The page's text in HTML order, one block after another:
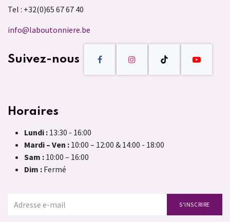
Tel : +32(0)65 67 67 40
info@laboutonniere.be
Suivez-nous
Horaires
Lundi : 13:30 - 16:00
Mardi – Ven : 10:00 – 12:00 & 14:00 - 18:00
Sam : 10:00 – 16:00
Dim : Fermé
S'INSCRIRE